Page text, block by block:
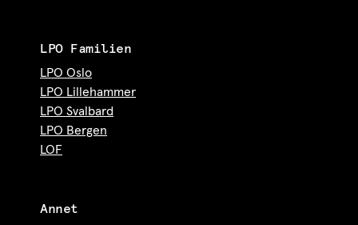
LPO Familien
LPO Oslo
LPO Lillehammer
LPO Svalbard
LPO Bergen
LOF
Annet